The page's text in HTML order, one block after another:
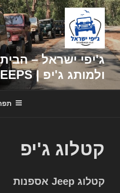
דילוג
לתוכן
ג'יפי ישראל –
ולמותג ג'יפ | ISRAEL JEEPS
קטלוג ג'יפ
קטלוג Jeep אספנות